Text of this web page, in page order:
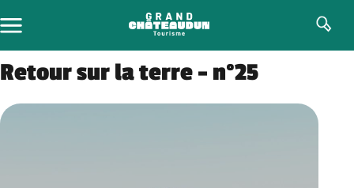
to
content
Retour sur la terre – n°25